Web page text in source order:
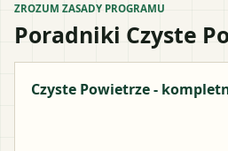
ZROZUM ZASADY PROGRAMU
Poradniki Czyste
Czyste Powietrze -